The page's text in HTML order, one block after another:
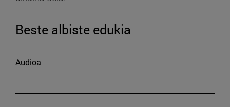
Beste albiste edukia
Audioa